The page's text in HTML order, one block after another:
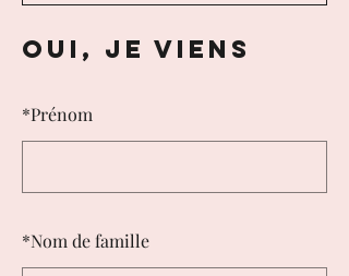
Oui, je viens
*Prénom
*Nom de famille